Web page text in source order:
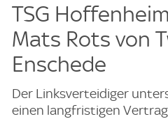
TSG
Mats Rots von
Enschede
Der Linksverteidiger
einen langfristigen